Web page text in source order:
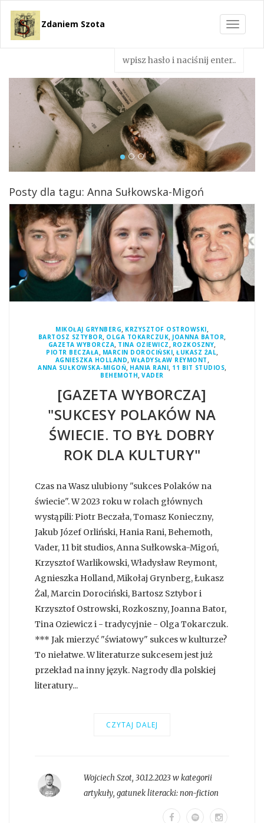
Toggle
Zdaniem Szota
Posty dla tagu: Anna Sułkowska-Migoń
MIKOŁAJ GRYNBERG, KRZYSZTOF OSTROWSKI,
BARTOSZ SZTYBOR, OLGA TOKARCZUK,JOANNA BATOR,
GAZETA WYBORCZA, TINA OZIEWICZ,ROZKOSZNY,
PIOTR BECZAŁA, MARCIN DOROCIŃSKI, ŁUKASZ ŻAL,
AGNIESZKA HOLLAND, WŁADYSŁAW REYMONT,
ANNA SUŁKOWSKA-MIGOŃ, HANIA RANI, 11 BIT STUDIOS,
BEHEMOTH,VADER
[GAZETA WYBORCZA]
"SUKCESY POLAKÓW NA
ŚWIECIE. TO BYŁ DOBRY
ROK DLA KULTURY"
Czas na Wasz ulubiony "sukces Polaków na
świecie". W 2023 roku w rolach głównych
wystąpili: Piotr Beczała, Tomasz Konieczny,
Jakub Józef Orliński, Hania Rani, Behemoth,
Vader, 11 bit studios, Anna Sułkowska-Migoń,
Krzysztof Warlikowski, Władysław Reymont,
Agnieszka Holland, Mikołaj Grynberg, Łukasz
Żal, Marcin Dorociński, Bartosz Sztybor i
Krzysztof Ostrowski, Rozkoszny, Joanna Bator,
Tina Oziewicz i - tradycyjnie - Olga Tokarczuk.
*** Jak mierzyć "światowy" sukces w kulturze?
To niełatwe. W literaturze sukcesem jest już
przekład na inny język. Nagrody dla polskiej
literatury...
CZYTAJ DALEJ
Wojciech Szot, 30.12.2023 w kategorii
artykuły, gatunek literacki:non-fiction